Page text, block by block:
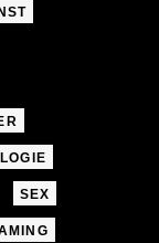
SEX